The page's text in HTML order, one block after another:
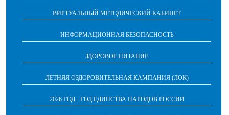
ВИРТУАЛЬНЫЙ МЕТОДИЧЕСКИЙ КАБИНЕТ
ИНФОРМАЦИОННАЯ БЕЗОПАСНОСТЬ
ЗДОРОВОЕ ПИТАНИЕ
ЛЕТНЯЯ ОЗДОРОВИТЕЛЬНАЯ КАМПАНИЯ (ЛОК)
2026 ГОД - ГОД ЕДИНСТВА НАРОДОВ РОССИИ